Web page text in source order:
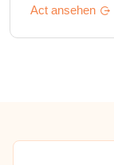
Act ansehen